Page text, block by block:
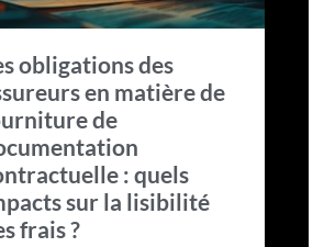
obligations des
en matière de
de
: quels
sur la lisibilité
frais ?